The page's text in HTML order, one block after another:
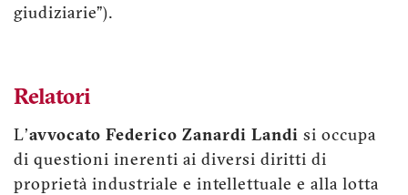
giudiziarie”).
Relatori
L'avvocato Federico Zanardi Landi si occupa
di questioni inerenti ai diversi diritti di
proprietà industriale e intellettuale e alla lotta